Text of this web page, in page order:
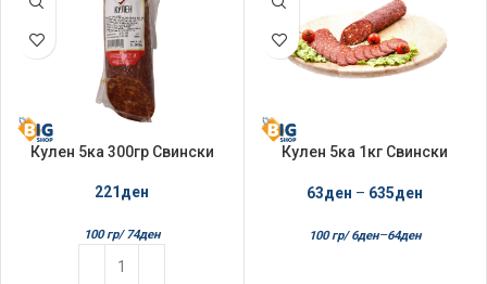
Кулен 5ка 300гр Свински
221ден
100 гр/ 74ден
Кулен 5ка 1кг Свински
63ден – 635ден
100 гр/ 6ден–64ден